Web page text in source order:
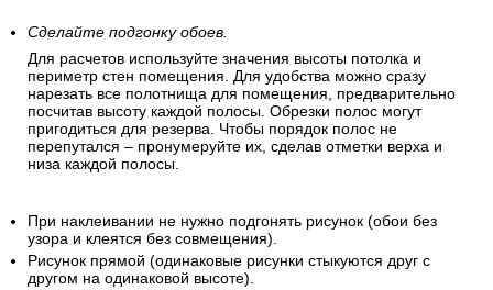
Сделайте подгонку обоев.
Для расчетов используйте значения высоты потолка и
периметр стен помещения. Для удобства можно сразу
нарезать все полотнища для помещения, предварительно
посчитав высоту каждой полосы. Обрезки полос могут
пригодиться для резерва. Чтобы порядок полос не
перепутался – пронумеруйте их, сделав отметки верха и
низа каждой полосы.
При наклеивании не нужно подгонять рисунок (обои без
узора и клеятся без совмещения).
Рисунок прямой (одинаковые рисунки стыкуются друг с
другом на одинаковой высоте).